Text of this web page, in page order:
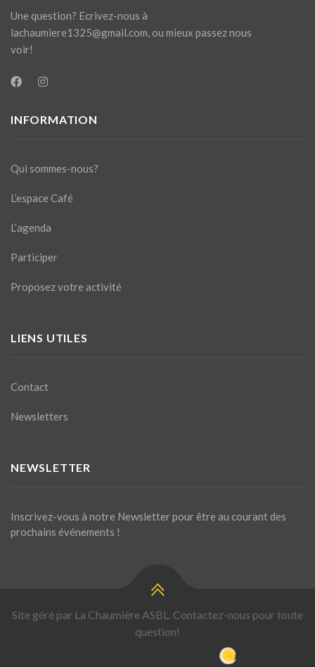
Une question? Ecrivez-nous à
lachaumiere1325@gmail.com , ou mieux passez nous
voir!
INFORMATION
Qui sommes-nous?
L’espace Café
L’agenda
Participer
Proposez votre activité
LIENS UTILES
Contact
Newsletters
NEWSLETTER
Inscrivez-vous à notre Newsletter pour être au courant des
prochains événements !
Site géré par La Chaumière ASBL. Contactez-nous pour toute
question!